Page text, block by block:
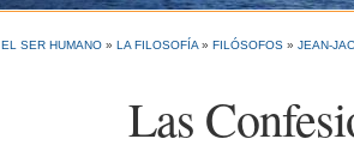
EL SER HUMANO » LA FILOSOFÍA » FILÓSOFOS » JEAN-
Las